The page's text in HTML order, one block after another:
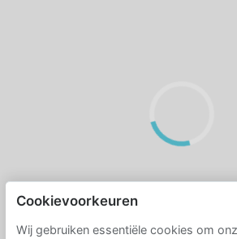
Cookievoorkeuren
Wij gebruiken essentiële cookies om